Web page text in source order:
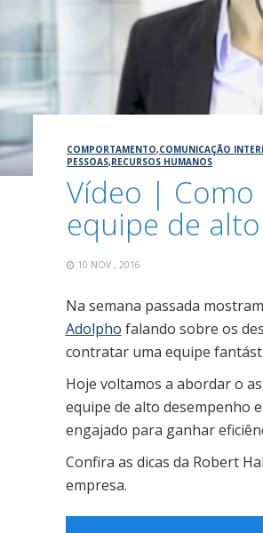
COMPORTAMENTO,COMUNICAÇÃO
PESSOAS,RECURSOS HUMANOS
Vídeo |
equipe de
10 NOV , 2016
Na semana passada
Adolpho falando sobre os
contratar uma equipe
Hoje voltamos a abordar o
equipe de alto desempenho
engajado para ganhar
Confira as dicas da Robert
empresa.